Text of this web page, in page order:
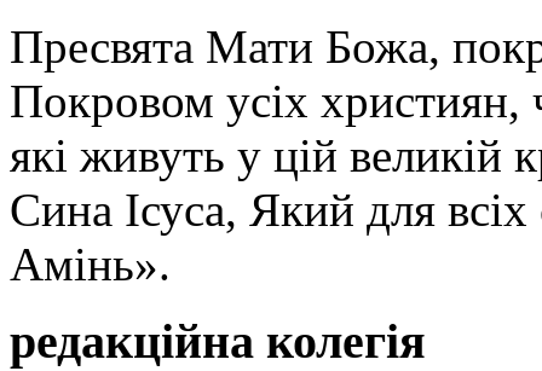
Пресвята Мати Божа,
Покровом усіх християн,
які живуть у цій великій
Сина Ісуса, Який для
Амінь».
редакційна колегія